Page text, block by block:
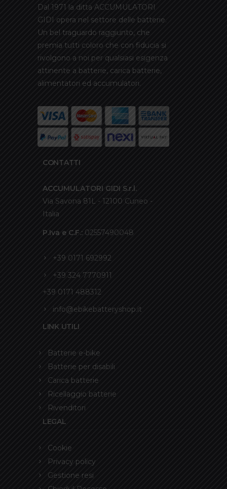
Dal 1971 la ditta ACCUMULATORI
GIDI opera nel settore delle batterie.
Un bel traguardo raggiunto, che
premia tutti coloro che con fiducia si
rivolgono a noi per qualsiasi esigenza
attinente a batterie, carica batterie,
alimentatori ed accumulatori.
CONTATTI
ACCUMULATORI GIDI S.r.l.
Via Savona 81L - 12100 Cuneo -
Italia
P.Iva e C.F.: 02557490048
+39 0171 692992
+39 324 7770911
+39 0171 488312
info@ebikebatteryshop.it
LINK UTILI
Batterie e-bike
Batterie per disabili
Carica batterie
Ricellaggio batterie
Rivenditori
LEGAL
Cookie
Privacy policy
Gestione resi